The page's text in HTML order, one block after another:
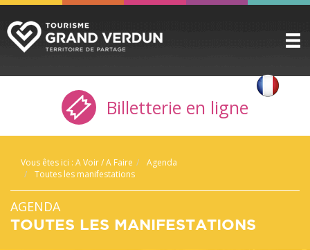
DÉCOUVRIR
A VOIR / A FAIRE
INFOS PRATIQUES
ESPACE PRO
Billetterie en ligne
Vous êtes ici : A Voir / A Faire
Agenda
Toutes les manifestations
AGENDA
TOUTES LES MANIFESTATIONS